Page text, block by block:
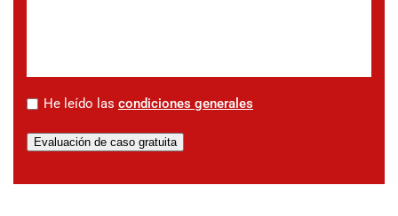
* He leído las condiciones generales
Evaluación de caso gratuita